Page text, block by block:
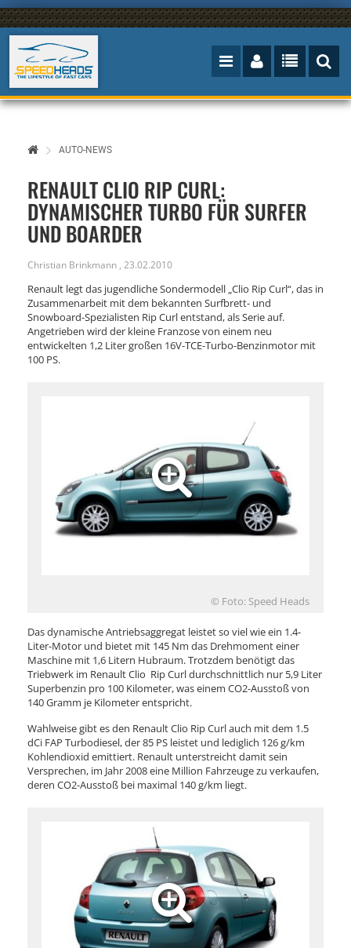
AUTO-NEWS
RENAULT CLIO RIP CURL:
DYNAMISCHER TURBO FÜR SURFER
UND BOARDER
Christian Brinkmann , 23.02.2010
Renault legt das jugendliche Sondermodell „Clio Rip Curl“, das in
Zusammenarbeit mit dem bekannten Surfbrett- und
Snowboard-Spezialisten Rip Curl entstand, als Serie auf.
Angetrieben wird der kleine Franzose von einem neu
entwickelten 1,2 Liter großen 16V-TCE-Turbo-Benzinmotor mit
100 PS.
© Foto: Speed Heads
Das dynamische Antriebsaggregat leistet so viel wie ein 1.4-
Liter-Motor und bietet mit 145 Nm das Drehmoment einer
Maschine mit 1,6 Litern Hubraum. Trotzdem benötigt das
Triebwerk im Renault Clio Rip Curl durchschnittlich nur 5,9 Liter
Superbenzin pro 100 Kilometer, was einem CO2-Ausstoß von
140 Gramm je Kilometer entspricht.
Wahlweise gibt es den Renault Clio Rip Curl auch mit dem 1.5
dCi FAP Turbodiesel, der 85 PS leistet und lediglich 126 g/km
Kohlendioxid emittiert. Renault unterstreicht damit sein
Versprechen, im Jahr 2008 eine Million Fahrzeuge zu verkaufen,
deren CO2-Ausstoß bei maximal 140 g/km liegt.